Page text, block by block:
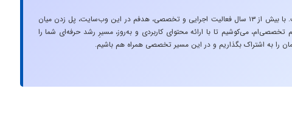
«تجربه در صنعت»، زیربنایِ اشتیاقِ من به دنیایِ HSE است. با بیش از ۱۳ سال فعالیت اجرایی و تخصصی، هدفم در این وب‌سایت، پل زدن میان
می‌کوشیم تا با ارائه محتوای کاربردی و به‌روز، مسیرِ رشد حرفه‌ای شما را
را به اشتراک بگذاریم و در این مسیر تخصصی همراه هم باشیم.